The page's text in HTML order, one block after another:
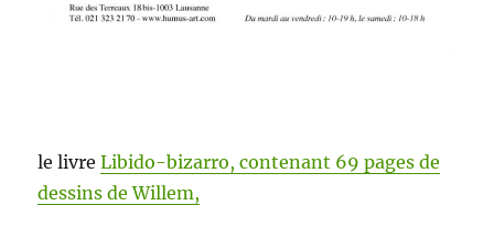
le livreLibido-bizarro, con­tenant 69 pages de
dessins de Willem,